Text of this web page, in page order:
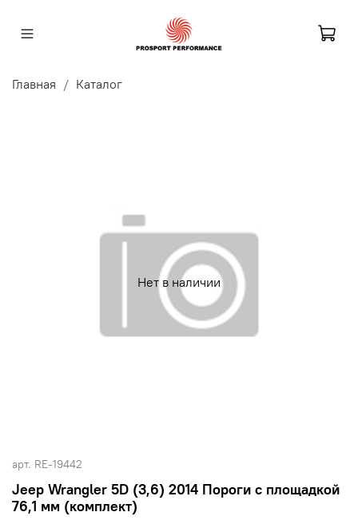
Главная Каталог
Нет в наличии
арт. RE-19442
Jeep Wrangler 5D (3,6) 2014 Пороги с площадкой
76,1 мм (комплект)